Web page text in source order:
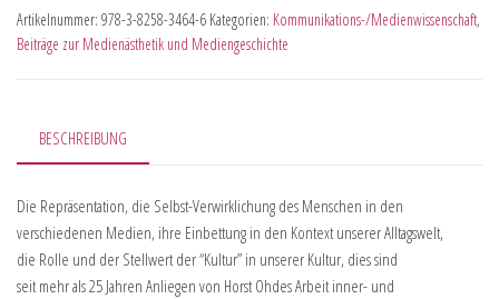
Artikelnummer: 978-3-8258-3464-6 Kategorien: Kommunikations-/Medienwissenschaft,
Beiträge zur Medienästhetik und Mediengeschichte
BESCHREIBUNG
Die Repräsentation, die Selbst-Verwirklichung des Menschen in den
verschiedenen Medien, ihre Einbettung in den Kontext unserer Alltagswelt,
die Rolle und der Stellwert der “Kultur” in unserer Kultur, dies sind
seit mehr als 25 Jahren Anliegen von Horst Ohdes Arbeit inner- und